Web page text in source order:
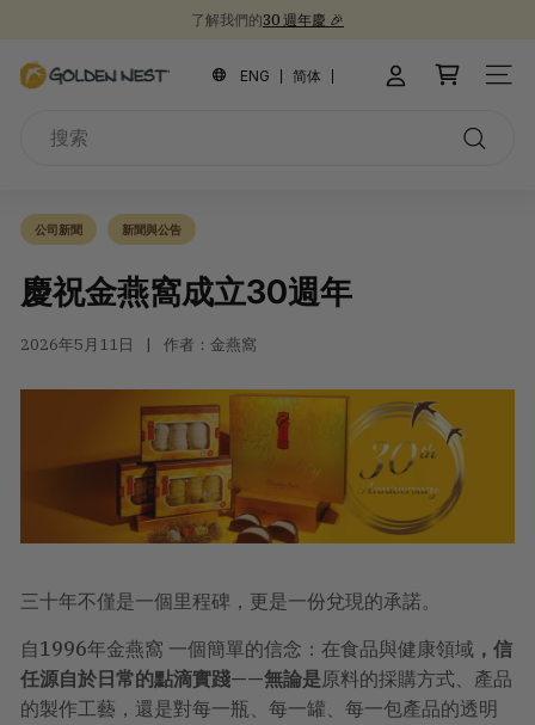
停
30 週年慶 🎉
新品上市！ 30週年紀念禮盒 🎁
金
ENG 简体 網站
公司新聞 新聞與公告
慶祝金燕窩成立30週年
2026年5月11日 作者：金燕窩
三十年不僅是一個里程碑，更是一份兌現的承諾。
自1996年金燕窩 一個簡單的信念：在食品與健康領域 ，信
任源自於日常的點滴實踐——無論是原料的採購方式、產品
的製作工藝，還是對每一瓶、每一罐、每一包產品的透明